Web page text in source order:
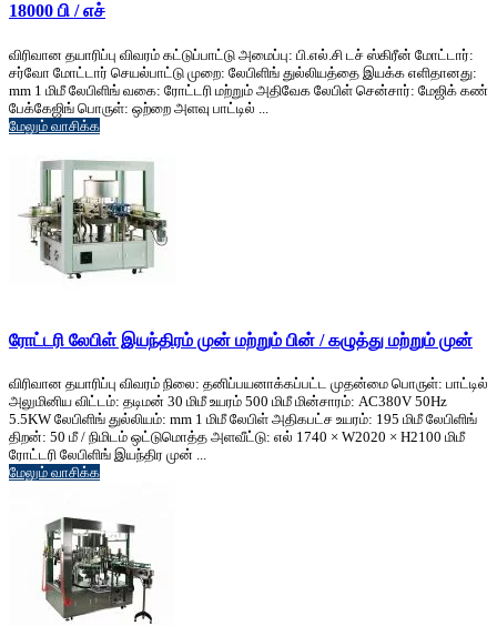
18000 பி / எச்
விரிவான தயாரிப்பு விவரம் கட்டுப்பாட்டு அமைப்பு: பி.எல்.சி டச் ஸ்கிரீன் மோட்டார்:
சர்வோ மோட்டார் செயல்பாட்டு முறை: லேபிளிங் துல்லியத்தை இயக்க எளிதானது:
mm 1 மிமீ லேபிளிங் வகை: ரோட்டரி மற்றும் அதிவேக லேபிள் சென்சார்: மேஜிக் கண்
பேக்கேஜிங் பொருள்: ஒற்றை அளவு பாட்டில் ...
மேலும் வாசிக்க
ரோட்டரி லேபிள் இயந்திரம் முன் மற்றும் பின் / கழுத்து மற்றும் முன்
விரிவான தயாரிப்பு விவரம் நிலை: தனிப்பயனாக்கப்பட்ட முதன்மை பொருள்: பாட்டில்
அலுமினிய விட்டம்: தடிமன் 30 மிமீ உயரம் 500 மிமீ மின்சாரம்: AC380V 50Hz
5.5KW லேபிளிங் துல்லியம்: mm 1 மிமீ லேபிள் அதிகபட்ச உயரம்: 195 மிமீ லேபிளிங்
திறன்: 50 மீ / நிமிடம் ஒட்டுமொத்த அளவீட்டு: எல் 1740 × W2020 × H2100 மிமீ
ரோட்டரி லேபிளிங் இயந்திர முன் ...
மேலும் வாசிக்க